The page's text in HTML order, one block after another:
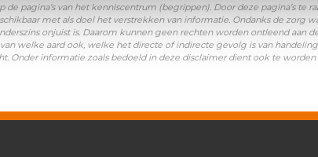
de pagina’s van het kenniscentrum (begrippen). Door deze pagina’s
met als doel het verstrekken van informatie. Ondanks de zorg
onjuist is. Daarom kunnen geen rechten worden ontleend aan
welke aard ook, welke het directe of indirecte gevolg is van
Onder informatie zoals bedoeld in deze disclaimer dient ook te